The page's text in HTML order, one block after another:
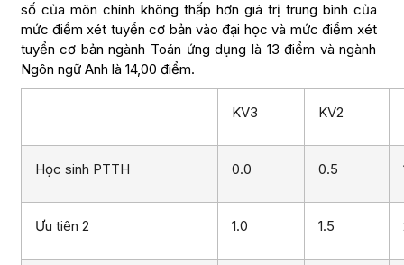
số của môn chính không thấp hơn giá trị trung bình của
mức điểm xét tuyển cơ bản vào đại học và mức điểm xét
tuyển cơ bản ngành Toán ứng dụng là 13 điểm và ngành
Ngôn ngữ Anh là 14,00 điểm.
KV3 KV2
Học sinh PTTH 0.0 0.5
Ưu tiên 2 1.0 1.5